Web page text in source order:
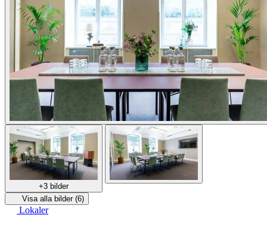
+3 bilder
Visa alla bilder (6)
Lokaler